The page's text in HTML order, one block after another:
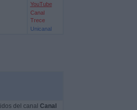
YouTube
Canal
Trece
Unicanal
del canal Canal